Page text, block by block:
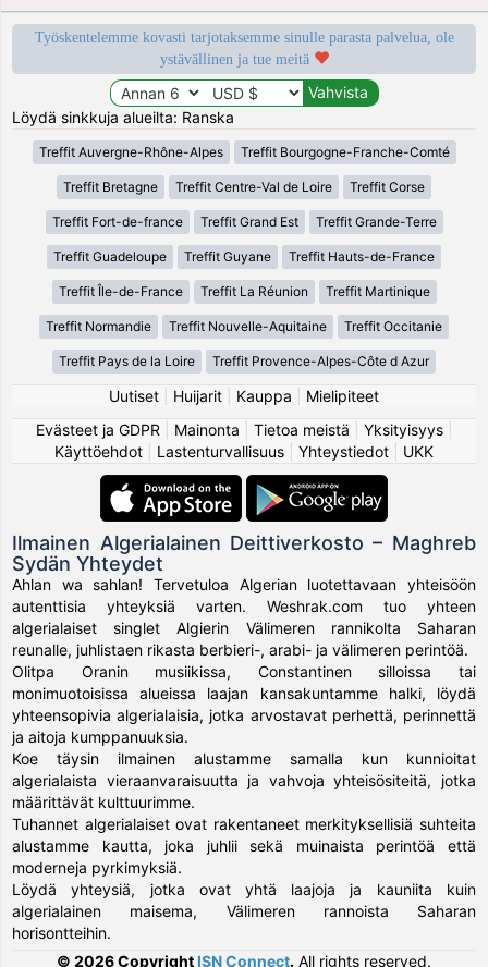
Työskentelemme kovasti tarjotaksemme sinulle parasta palvelua, ole
ystävällinen ja tue meitä
Löydä sinkkuja alueilta: Ranska
Treffit Auvergne-Rhône-Alpes Treffit Bourgogne-Franche-Comté
Treffit Bretagne Treffit Centre-Val de Loire Treffit Corse
Treffit Fort-de-france Treffit Grand Est Treffit Grande-Terre
Treffit Guadeloupe Treffit Guyane Treffit Hauts-de-France
Treffit Île-de-France Treffit La Réunion Treffit Martinique
Treffit Normandie Treffit Nouvelle-Aquitaine Treffit Occitanie
Treffit Pays de la Loire Treffit Provence-Alpes-Côte d Azur
Uutiset Huijarit Kauppa
Mielipiteet
Evästeet ja GDPR
Mainonta Tietoa meistä Yksityisyys|
Käyttöehdot
Lastenturvallisuus Yhteystiedot UKK
Ilmainen Algerialainen Deittiverkosto – Maghreb
Sydän Yhteydet
Ahlan wa sahlan! Tervetuloa Algerian luotettavaan yhteisöön
autenttisia yhteyksiä varten. Weshrak.com tuo yhteen
algerialaiset singlet Algierin Välimeren rannikolta Saharan
reunalle, juhlistaen rikasta berbieri-, arabi- ja välimeren perintöä.
Olitpa Oranin musiikissa, Constantinen silloissa tai
monimuotoisissa alueissa laajan kansakuntamme halki, löydä
yhteensopivia algerialaisia, jotka arvostavat perhettä, perinnettä
ja aitoja kumppanuuksia.
Koe täysin ilmainen alustamme samalla kun kunnioitat
algerialaista vieraanvaraisuutta ja vahvoja yhteisösiteitä, jotka
määrittävät kulttuurimme.
Tuhannet algerialaiset ovat rakentaneet merkityksellisiä suhteita
alustamme kautta, joka juhlii sekä muinaista perintöä että
moderneja pyrkimyksiä.
Löydä yhteysiä, jotka ovat yhtä laajoja ja kauniita kuin
algerialainen maisema, Välimeren rannoista Saharan
horisontteihin.
© 2026 Copyright ISN Connect. All rights reserved.